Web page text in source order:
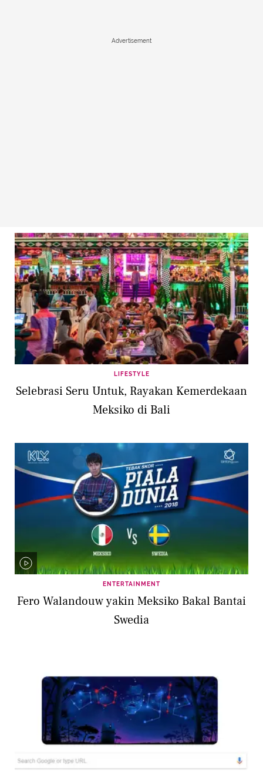
Advertisement
LIFESTYLE
Selebrasi Seru Untuk, Rayakan Kemerdekaan
Meksiko di Bali
ENTERTAINMENT
Fero Walandouw yakin Meksiko Bakal Bantai
Swedia